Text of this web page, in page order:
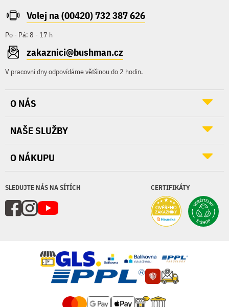
Volej na (00420) 732 387 626
Po - Pá: 8 - 17 h
zakaznici@bushman.cz
V pracovní dny odpovídáme většinou do 2 hodin.
SLEDUJTE NÁS NA SÍTÍCH CERTIFIKÁTY
O NÁS
NAŠE SLUŽBY
O NÁKUPU